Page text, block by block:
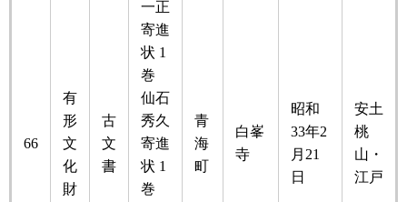
66
有
形
文
化
財
古
文
書
一正
寄進
状 1
巻
仙石
秀久
寄進
状 1
巻
青
海
町
白峯
寺
昭和
33年2
月21
日
安土
桃
山・
江戸